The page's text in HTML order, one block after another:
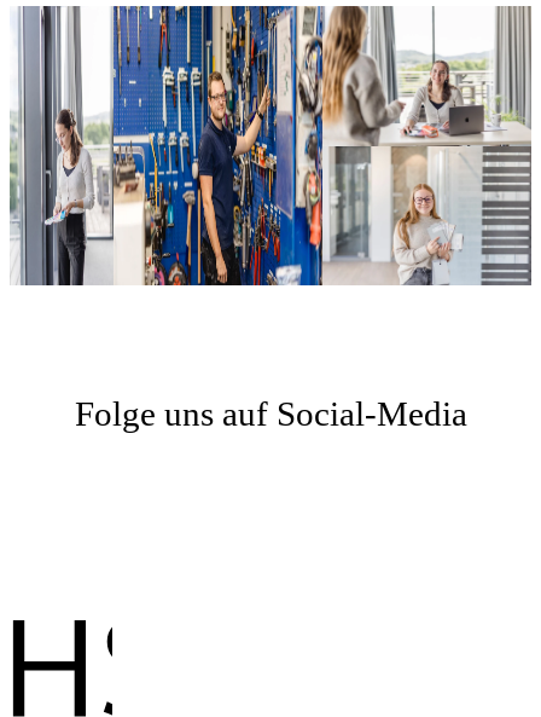
Folge uns auf Social-Media